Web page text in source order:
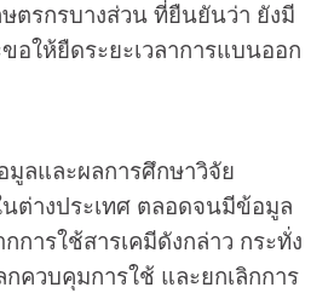
ตรกรบางส่วน ที่ยืนยันว่า ยังมี
อให้ยืดระยะเวลาการแบนออก
มูลและผลการศึกษาวิจัย
ต่างประเทศ ตลอดจนมีข้อมูล
การใช้สารเคมีดังกล่าว กระทั่ง
ควบคุมการใช้ และยกเลิกการ